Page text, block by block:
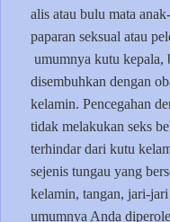
alis atau bulu mata
paparan seksual atau
umumnya kutu kepala,
disembuhkan dengan
kelamin. Pencegahan
tidak melakukan seks
terhindar dari kutu
sejenis tungau yang
kelamin, tangan, jari-
umumnya Anda